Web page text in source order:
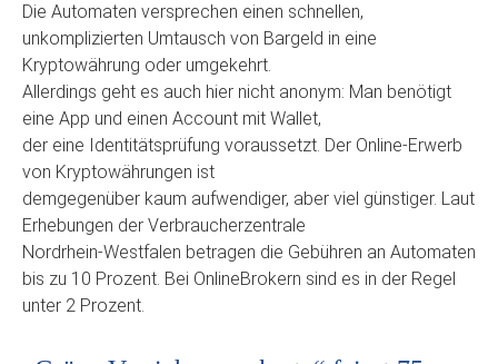
Die Automaten versprechen einen schnellen,
unkomplizierten Umtausch von Bargeld in eine
Kryptowährung oder umgekehrt.
Allerdings geht es auch hier nicht anonym: Man benötigt
eine App und einen Account mit Wallet,
der eine Identitätsprüfung voraussetzt. Der Online-Erwerb
von Kryptowährungen ist
demgegenüber kaum aufwendiger, aber viel günstiger. Laut
Erhebungen der Verbraucherzentrale
Nordrhein-Westfalen betragen die Gebühren an Automaten
bis zu 10 Prozent. Bei OnlineBrokern sind es in der Regel
unter 2 Prozent.